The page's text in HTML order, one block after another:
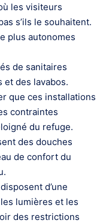
les visiteurs
s’ils le souhaitent.
plus autonomes
de sanitaires
et des lavabos.
que ces installations
contraintes
du refuge.
des douches
de confort du
d’une
lumières et les
des restrictions